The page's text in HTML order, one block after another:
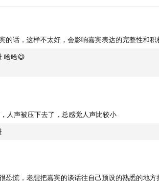
介绍
典型的新材料？
生物科学研究的对比
模型
向连接主义的思考
顾
科研方向？
理世界的生产与科研？
的话，这样不太好，会影响嘉宾表达的完整性和积
哈哈😆
人声被压下去了，总感觉人声比较小
恐慌，老想把嘉宾的谈话往自己预设的熟悉的地方